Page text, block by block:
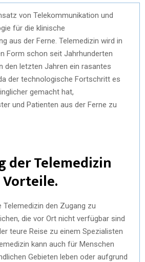
von Telekommunikation und
für die klinische
aus der Ferne. Telemedizin wird in
Form schon seit Jahrhunderten
den letzten Jahren ein rasantes
der technologische Fortschritt es
gemacht hat,
und Patienten aus der Ferne zu
der Telemedizin
Telemedizin den Zugang zu
die vor Ort nicht verfügbar sind
teure Reise zu einem Spezialisten
kann auch für Menschen
Gebieten leben oder aufgrund